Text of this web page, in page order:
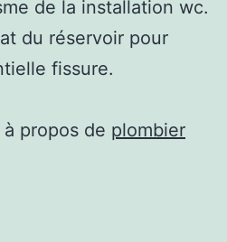
de la installation wc.
du réservoir pour
fissure.
propos de plombier